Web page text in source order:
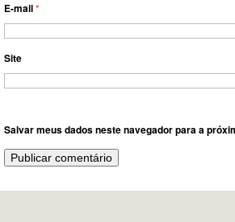
E-mail*
Site
Salvar meus dados neste navegador para a